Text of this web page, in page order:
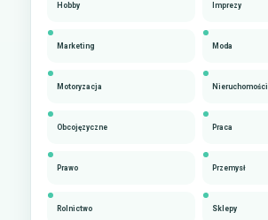
Hobby Imprezy
Marketing Moda
Motoryzacja Nieruchomości
Obcojęzyczne Praca
Prawo Przemysł
Rolnictwo Sklepy